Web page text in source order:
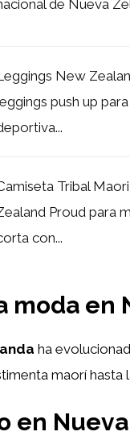
de Nueva
New
push up
Tribal
Proud para
con...
moda en
ha
maorí hasta
en